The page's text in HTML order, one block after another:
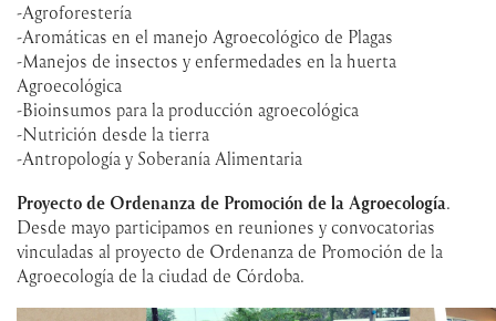
-Agroforestería
-Aromáticas en el manejo Agroecológico de Plagas
-Manejos de insectos y enfermedades en la huerta
Agroecológica
-Bioinsumos para la producción agroecológica
-Nutrición desde la tierra
-Antropología y Soberanía Alimentaria
Proyecto de Ordenanza de Promoción de la Agroecología.
Desde mayo participamos en reuniones y convocatorias
vinculadas al proyecto de Ordenanza de Promoción de la
Agroecología de la ciudad de Córdoba.